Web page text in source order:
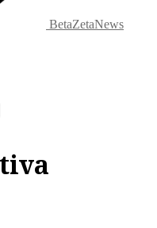
BetaZetaNews